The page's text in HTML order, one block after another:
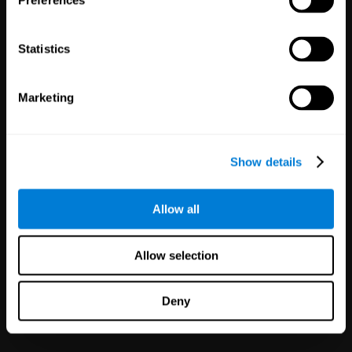
Statistics
Marketing
Show details
Allow all
Allow selection
Deny
1,135
Risico's in klinische onderzoeken
Partnerschappen
Verbeter je aanbod en klant
tevredenheid in enkele minuten